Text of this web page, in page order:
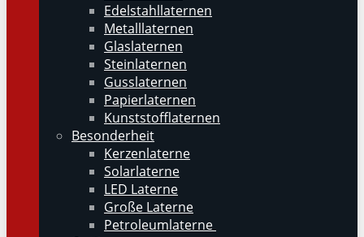
Edelstahllaternen
Metalllaternen
Glaslaternen
Steinlaternen
Gusslaternen
Papierlaternen
Kunststofflaternen
Besonderheit
Kerzenlaterne
Solarlaterne
LED Laterne
Große Laterne
Petroleumlaterne